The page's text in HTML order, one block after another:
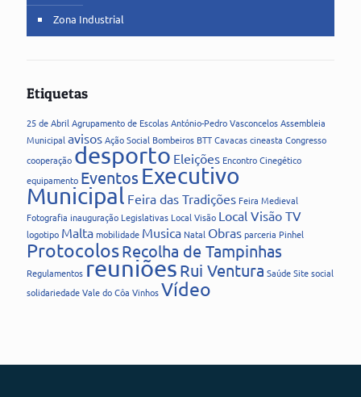
Zona Industrial
Etiquetas
25 de Abril Agrupamento de EscolasAntónio-Pedro VasconcelosAssembleia
Municipal avisosAção Social Bombeiros BTTCavacascineasta Congresso
cooperação desporto Eleições Encontro Cinegético
equipamento Eventos Executivo
Municipal Feira das Tradições Feira Medieval
Fotografia inauguração Legislativas Local Visão Local Visão TV
logotipo Maltamobilidade Musica Natal Obrasparceria Pinhel
ProtocolosRecolha de Tampinhas
Regulamentos reuniões Rui Ventura SaúdeSitesocial
solidariedadeVale do Côa VinhosVídeo